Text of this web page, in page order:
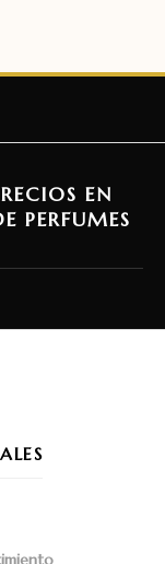
EN
PERFUMES